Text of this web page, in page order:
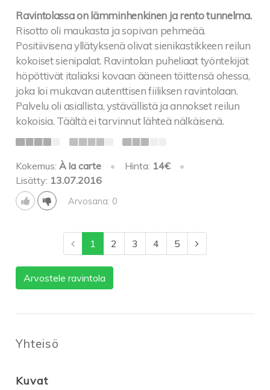
Ravintolassa on lämminhenkinen ja rento tunnelma.
Risotto oli maukasta ja sopivan pehmeää.
Positiivisena yllätyksenä olivat sienikastikkeen reilun
kokoiset sienipalat. Ravintolan puheliaat työntekijät
höpöttivät italiaksi kovaan ääneen töittensä ohessa,
joka loi mukavan autenttisen fiiliksen ravintolaan.
Palvelu oli asiallista, ystävällistä ja annokset reilun
kokoisia. Täältä ei tarvinnut lähteä nälkäisenä.
Kokemus:À la carte • Hinta: 14€
•
Lisätty: 13.07.2016
Arvosana: 0
1 2 3 4 5
Arvostele ravintola
Yhteisö
Kuvat